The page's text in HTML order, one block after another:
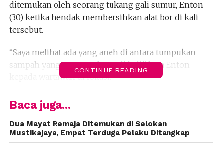
ditemukan oleh seorang tukang gali sumur, Enton
(30) ketika hendak membersihkan alat bor di kali
tersebut.
“Saya melihat ada yang aneh di antara tumpukan
sampah yang mengambang di kali,” kata Enton
kepada wartawan di lokasi.
Enton kemudian mengeceknya. Alhasil ia terkejut
karena melihat ada sesosok mayat laki-laki
mengambang dengan posisi telungkup di antara
tumpukan sampah. Sontak temuan itu membuat
CONTINUE READING
Baca juga...
Dua Mayat Remaja Ditemukan di Selokan
Mustikajaya, Empat Terduga Pelaku Ditangkap